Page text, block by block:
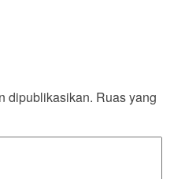
dipublikasikan. Ruas yang